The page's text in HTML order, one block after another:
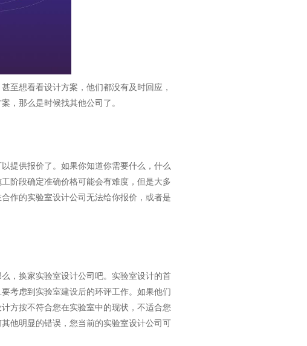
想看看设计方案，他们都没有及时回应，
，那么是时候找其他公司了。
供报价了。如果你知道你需要什么，什么
阶段确定准确价格可能会有难度，但是大多
作的实验室设计公司无法给你报价，或者是
换家实验室设计公司吧。实验室设计的首
考虑到实验室建设后的环评工作。如果他们
方按不符合您在实验室中的现状，不适合您
他明显的错误，您当前的实验室设计公司可